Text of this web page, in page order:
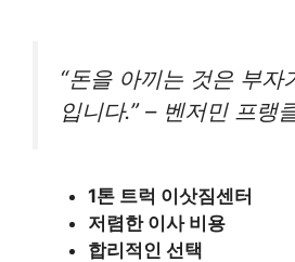
“돈을 아끼는 것은 부자
입니다.” – 벤저민 프랭
1톤 트럭 이삿짐센터
저렴한 이사 비용
합리적인 선택